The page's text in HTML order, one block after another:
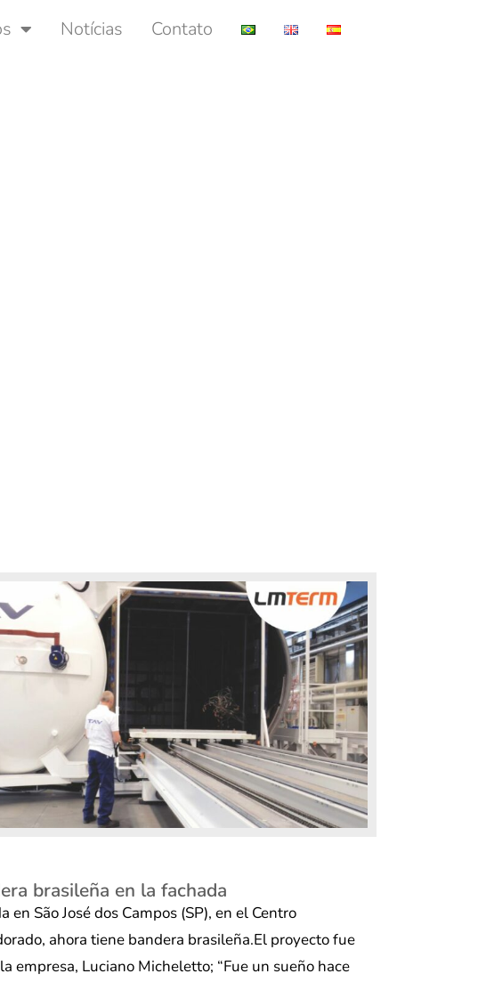
Notícias Contato
brasileña en la fachada
en São José dos Campos (SP), en el Centro
ahora tiene bandera brasileña.El proyecto fue
empresa, Luciano Micheletto; “Fue un sueño hace